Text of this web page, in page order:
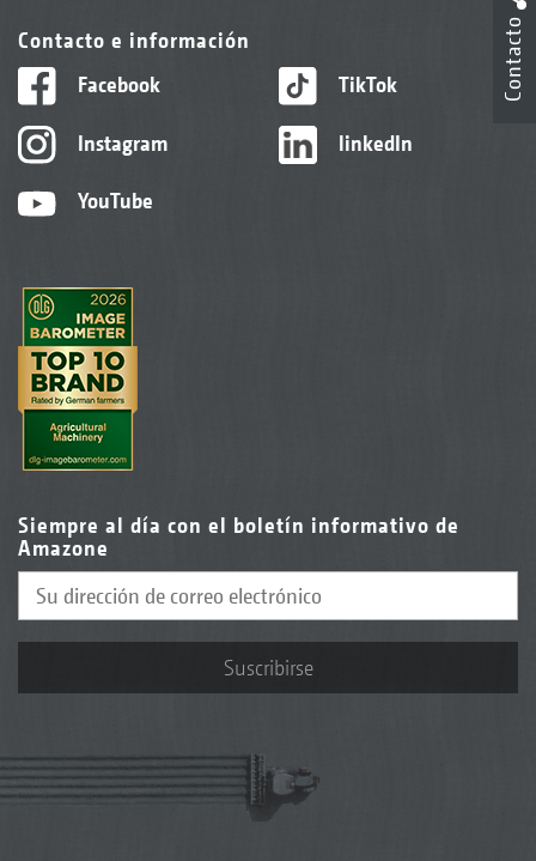
Contacto e información
Facebook
Instagram
YouTube
TikTok
linkedIn
Siempre al día con el boletín informativo de
Amazone
Suscribirse
Contacto